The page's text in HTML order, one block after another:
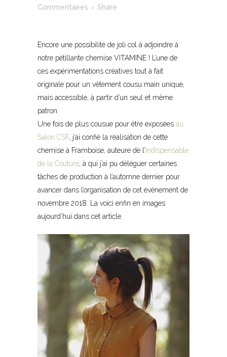
Commentaires
Share
Encore une possibilité de joli col à adjoindre à
notre pétillante chemise VITAMINE ! L’une de
ces expérimentations créatives tout à fait
originale pour un vêtement cousu main unique,
mais accessible, à partir d’un seul et même
patron.
Une fois de plus cousue pour être exposées au
Salon CSF, j’ai confié la réalisation de cette
chemise à Framboise, auteure de l’ Indispensable
de la Couture, à qui j’ai pu déléguer certaines
tâches de production à l’automne dernier pour
avancer dans l’organisation de cet évènement de
novembre 2018. La voici enfin en images
aujourd’hui dans cet article.